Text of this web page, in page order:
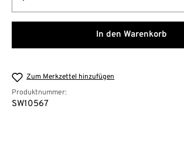
In den Warenkorb
Zum Merkzettel hinzufügen
Produktnummer:
SW10567